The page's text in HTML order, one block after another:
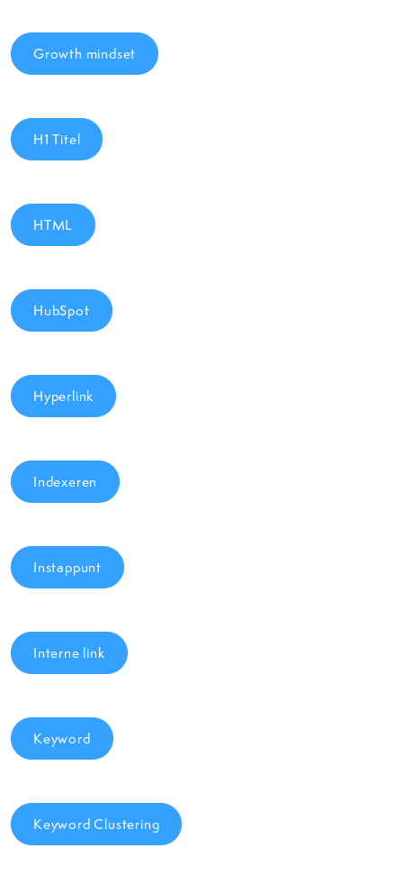
Growth mindset
H1 Titel
HTML
HubSpot
Hyperlink
Indexeren
Instappunt
Interne link
Keyword
Keyword Clustering